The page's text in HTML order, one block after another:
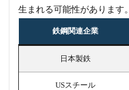
生まれる可能性があります。
鉄鋼関連企業
日本製鉄
USスチール